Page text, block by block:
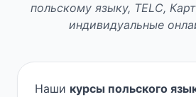
польскому языку, TELC,
индивидуальные
Наши курсы польского